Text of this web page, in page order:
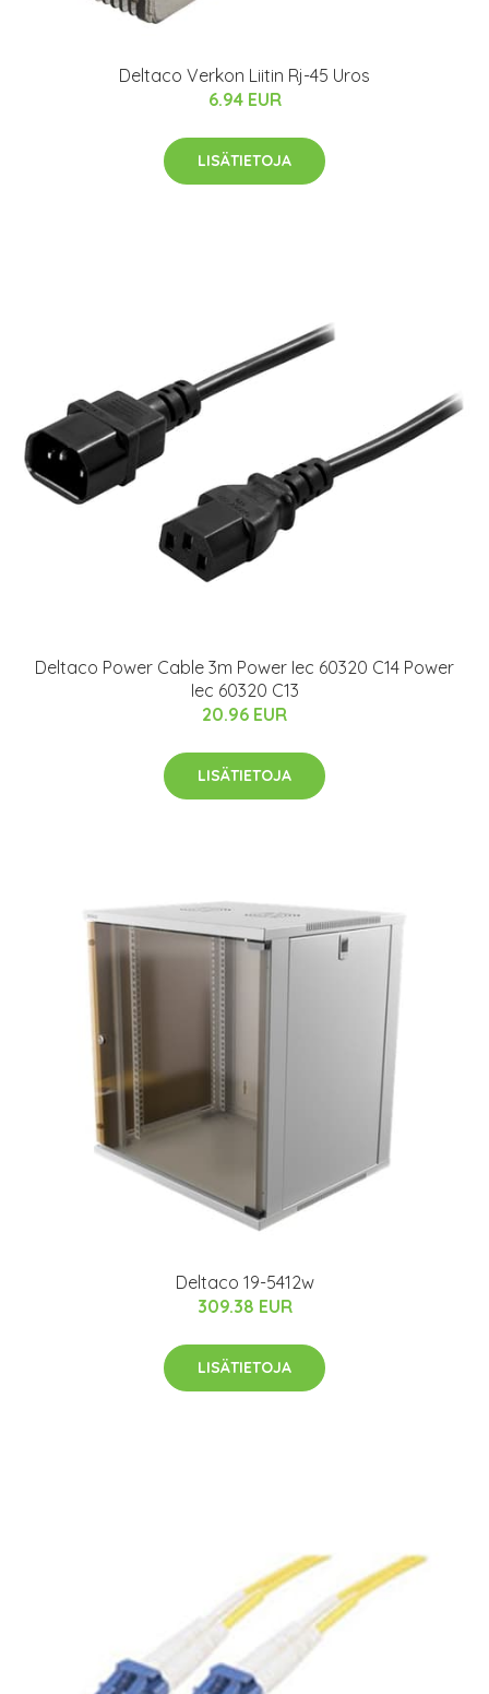
Deltaco Verkon Liitin Rj-45 Uros
6.94 EUR
LISÄTIETOJA
Deltaco Power Cable 3m Power Iec 60320 C14 Power
Iec 60320 C13
20.96 EUR
LISÄTIETOJA
Deltaco 19-5412w
309.38 EUR
LISÄTIETOJA